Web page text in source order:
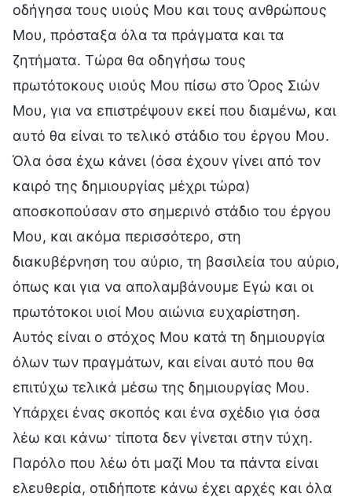
οδήγησα τους υιούς Μου και τους ανθρώπους
Μου, πρόσταξα όλα τα πράγματα και τα
ζητήματα. Τώρα θα οδηγήσω τους
πρωτότοκους υιούς Μου πίσω στο Όρος Σιών
Μου, για να επιστρέψουν εκεί που διαμένω, και
αυτό θα είναι το τελικό στάδιο του έργου Μου.
Όλα όσα έχω κάνει (όσα έχουν γίνει από τον
καιρό της δημιουργίας μέχρι τώρα)
αποσκοπούσαν στο σημερινό στάδιο του έργου
Μου, και ακόμα περισσότερο, στη
διακυβέρνηση του αύριο, τη βασιλεία του αύριο,
όπως και για να απολαμβάνουμε Εγώ και οι
πρωτότοκοι υιοί Μου αιώνια ευχαρίστηση.
Αυτός είναι ο στόχος Μου κατά τη δημιουργία
όλων των πραγμάτων, και είναι αυτό που θα
επιτύχω τελικά μέσω της δημιουργίας Μου.
Υπάρχει ένας σκοπός και ένα σχέδιο για όσα
λέω και κάνω· τίποτα δεν γίνεται στην τύχη.
Παρόλο που λέω ότι μαζί Μου τα πάντα είναι
ελευθερία, οτιδήποτε κάνω έχει αρχές και όλα